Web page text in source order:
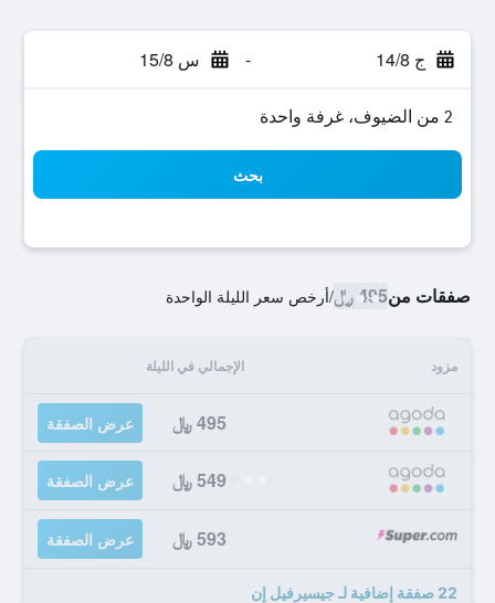
ج 14/8 - س 15/8
2 من الضيوف، غرفة واحدة
بحث
صفقات من495 ﷼ /أرخص سعر الليلة الواحدة
مزود الإجمالي في الليلة
495 ﷼ عرض الصفقة
549 ﷼ عرض الصفقة
593 ﷼ عرض الصفقة
22 صفقة إضافية لـ جيسيرفيل إن